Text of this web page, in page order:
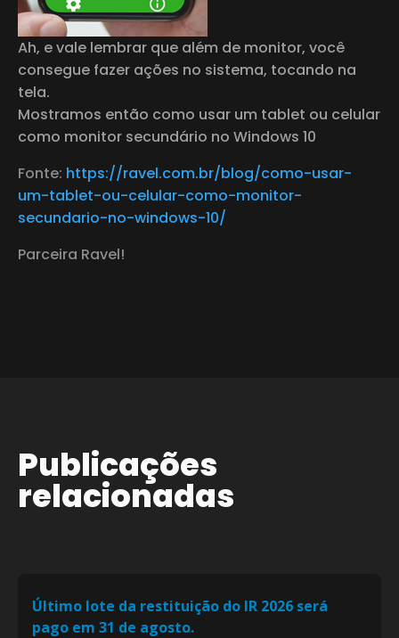
Ah, e vale lembrar que além de monitor, você
consegue fazer ações no sistema, tocando na
tela.
Mostramos então como usar um tablet ou celular
como monitor secundário no Windows 10
Fonte: https://ravel.com.br/blog/como-usar-
um-tablet-ou-celular-como-monitor-
secundario-no-windows-10/
Parceira Ravel!
Publicações
relacionadas
Último lote da restituição do IR 2026 será
pago em 31 de agosto.